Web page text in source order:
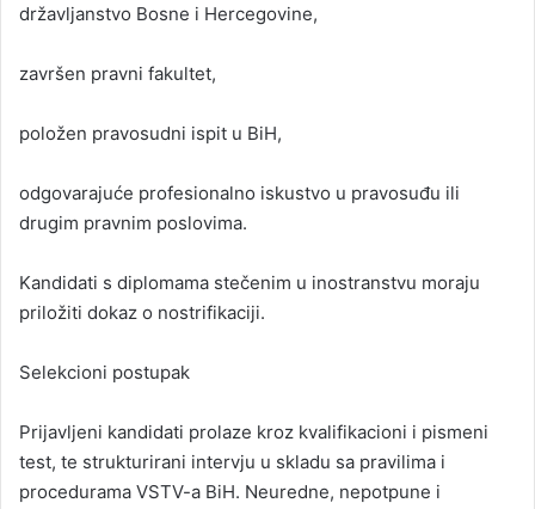
državljanstvo Bosne i Hercegovine,
završen pravni fakultet,
položen pravosudni ispit u BiH,
odgovarajuće profesionalno iskustvo u pravosuđu ili
drugim pravnim poslovima.
Kandidati s diplomama stečenim u inostranstvu moraju
priložiti dokaz o nostrifikaciji.
Selekcioni postupak
Prijavljeni kandidati prolaze kroz kvalifikacioni i pismeni
test, te strukturirani intervju u skladu sa pravilima i
procedurama VSTV-a BiH. Neuredne, nepotpune i